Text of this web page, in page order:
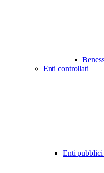
Enti controllati
Enti